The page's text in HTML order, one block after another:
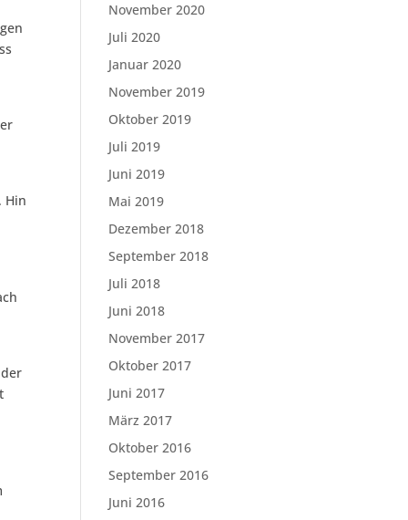
Hin
November 2020
Juli 2020
Januar 2020
November 2019
Oktober 2019
Juli 2019
Juni 2019
Mai 2019
Dezember 2018
September 2018
Juli 2018
Juni 2018
November 2017
Oktober 2017
Juni 2017
März 2017
Oktober 2016
September 2016
Juni 2016